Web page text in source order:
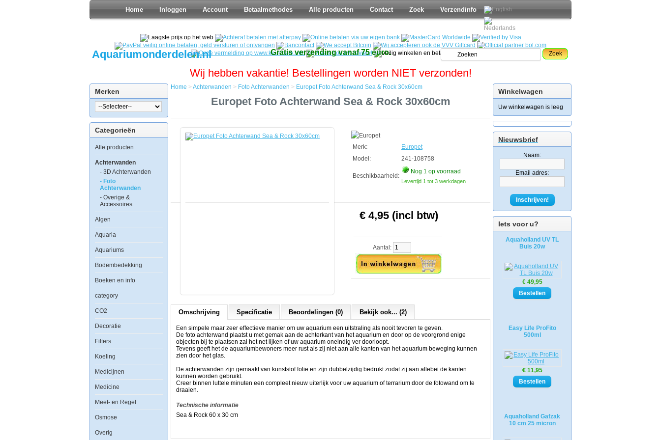
Home Inloggen Account Betaalmethodes Alle producten Contact Zoek Verzendinfo
Aquariumonderdelen.nl Gratis verzending vanaf 75 euro. Zoek
Wij hebben vakantie! Bestellingen worden NIET verzonden!
Merken
Categorieën
Alle producten
Achterwanden
- 3D Achterwanden
- Foto
Achterwanden
- Overige &
Accessoires
Algen
Aquaria
Aquariums
Bodembedekking
Boeken en info
category
CO2
Decoratie
Filters
Koeling
Medicijnen
Medicine
Meet- en Regel
Osmose
Overig
Winkelwagen
Uw winkelwagen is leeg
Nieuwsbrief
Naam:
Email adres:
Inschrijven!
Iets voor u?
Aquaholland UV TL
Buis 20w
€ 49,95
Easy Life ProFito
500ml
€ 11,95
Aquaholland Gafzak
10 cm 25 micron
Achterwanden
Europet
Foto
Een
simpele
zeer
effectieve
manier
om
uw
een
uitstraling
als
nooit
geven.
De
Home > Achterwanden > Foto Achterwanden > Europet Foto Achterwand Sea & Rock 30x60cm
Europet Foto Achterwand Sea & Rock 30x60cm
Merk:
Europet
Model:
241-108758
Beschikbaarheid:
Nog 1 op voorraad
Levertijd 1 tot 3 werkdagen
€ 4,95 (incl btw)
Aantal:
Omschrijving Specificatie Beoordelingen (0) Bekijk ook... (2)
Een simpele maar zeer effectieve manier om uw aquarium een uitstraling als nooit tevoren te geven.
De foto achterwand plaatst u met gemak aan de achterkant van het aquarium en door op de voorgrond enige
objecten bij te plaatsen zal het net lijken of uw aquarium oneindig ver doorloopt.
Tevens geeft het de aquariumbewoners meer rust als zij niet aan alle kanten van het aquarium beweging kunnen
zien door het glas.
De achterwanden zijn gemaakt van kunststof folie en zijn dubbelzijdig bedrukt zodat zij aan allebei de kanten
kunnen worden gebruikt.
Creer binnen luttele minuten een compleet nieuw uiterlijk voor uw aquarium of terrarium door de fotowand om te
draaien.
Technische informatie
Sea & Rock 60 x 30 cm